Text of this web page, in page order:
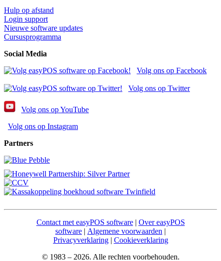
Hulp op afstand
Login support
Nieuwe software updates
Cursusprogramma
Social Media
Volg ons op Facebook
Volg ons op Twitter
Volg ons op YouTube
Volg ons op Instagram
Partners
Contact met easyPOS software| Over easyPOS
software | Algemene voorwaarden |
Privacyverklaring| Cookieverklaring
© 1983 – 2026. Alle rechten voorbehouden.